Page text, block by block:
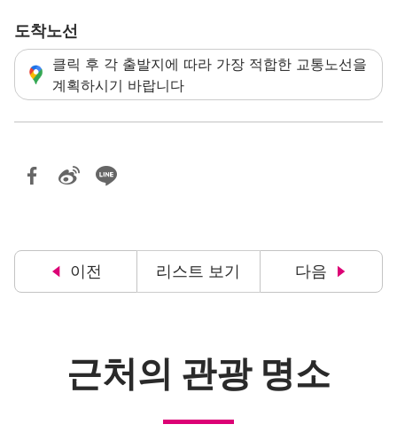
도착노선
클릭 후 각 출발지에 따라 가장 적합한 교통노선을
계획하시기 바랍니다
이전 리스트 보기 다음
근처의 관광 명소